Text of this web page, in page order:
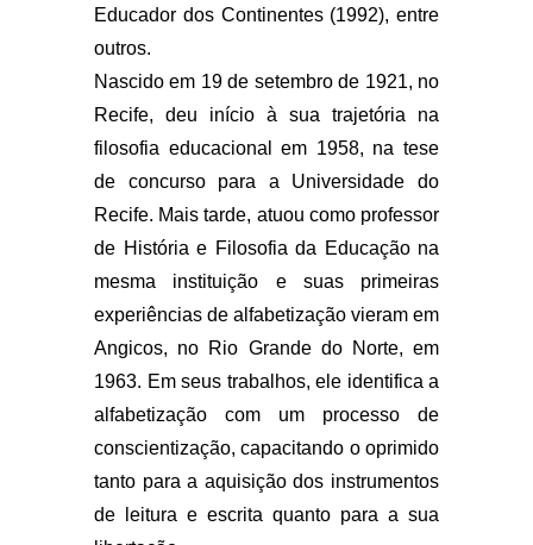
Educador dos Continentes (1992), entre
outros.
Nascido em 19 de setembro de 1921, no
Recife, deu início à sua trajetória na
filosofia educacional em 1958, na tese
de concurso para a Universidade do
Recife. Mais tarde, atuou como professor
de História e Filosofia da Educação na
mesma instituição e suas primeiras
experiências de alfabetização vieram em
Angicos, no Rio Grande do Norte, em
1963. Em seus trabalhos, ele identifica a
alfabetização com um processo de
conscientização, capacitando o oprimido
tanto para a aquisição dos instrumentos
de leitura e escrita quanto para a sua